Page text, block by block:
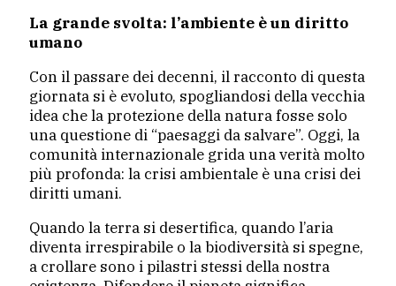
La grande svolta: l’ambiente è un diritto
umano
Con il passare dei decenni, il racconto di questa
giornata si è evoluto, spogliandosi della vecchia
idea che la protezione della natura fosse solo
una questione di “paesaggi da salvare”. Oggi, la
comunità internazionale grida una verità molto
più profonda: la crisi ambientale è una crisi dei
diritti umani.
Quando la terra si desertifica, quando l’aria
diventa irrespirabile o la biodiversità si spegne,
a crollare sono i pilastri stessi della nostra